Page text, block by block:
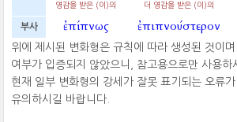
영감을 받은 (이)의 더 영감을 받은 (이)의
부사 ἐπίπνως ἐπιπνούστερον
위에 제시된 변화형은 규칙에 따라 생성된 것이
여부가 입증되지 않았으니, 참고용으로만 사용하
현재 일부 변화형의 강세가 잘못 표기되는 오류
유의하시길 바랍니다.